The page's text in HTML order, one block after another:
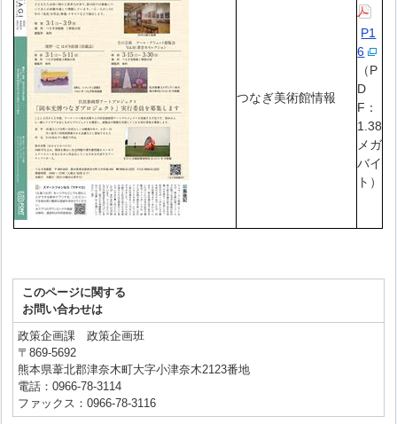
つなぎ美術館情報
P1
6
（P
D
F：
1.38
メガ
バイ
ト）
このページに関する
お問い合わせは
政策企画課 政策企画班
〒869-5692
熊本県葦北郡津奈木町大字小津奈木2123番地
電話：0966-78-3114
ファックス：0966-78-3116